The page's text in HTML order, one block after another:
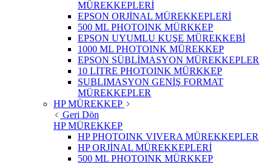
MÜREKKEPLERİ
EPSON ORJİNAL MÜREKKEPLERİ
500 ML PHOTOINK MÜRKKEP
EPSON UYUMLU KUŞE MÜREKKEBİ
1000 ML PHOTOINK MÜREKKEP
EPSON SÜBLİMASYON MÜREKKEPLER
10 LİTRE PHOTOINK MÜRKKEP
SUBLIMASYON GENİŞ FORMAT
MÜREKKEPLER
HP MÜREKKEP
Geri Dön
HP MÜREKKEP
HP PHOTOINK VIVERA MÜREKKEPLER
HP ORJİNAL MÜREKKEPLERİ
500 ML PHOTOINK MÜRKKEP